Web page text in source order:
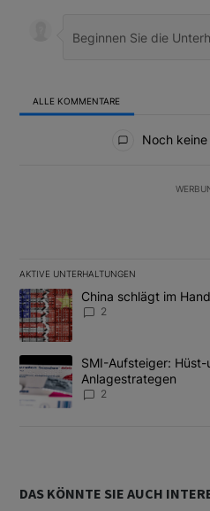
ALLE KOMMENTARE
Noch
AKTIVE UNTERHALTUNGEN
Das Folgende ist eine Liste der
Ein Trendartikel mit dem Titel
China schlägt im
2
Ein Trendartikel mit dem Titel
SMI-Aufsteiger:
Anlagestrategen
2
DAS KÖNNTE SIE AUCH